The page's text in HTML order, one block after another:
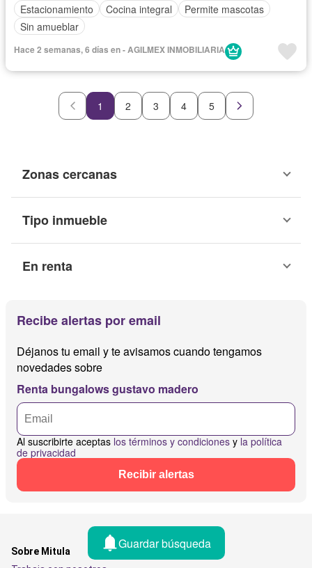
Estacionamiento
Cocina integral
Permite mascotas
Sin amueblar
Hace 2 semanas, 6 días en - AGILMEX INMOBILIARIA
1 2 3 4 5
Zonas cercanas
Tipo inmueble
En renta
Recibe alertas por email
Déjanos tu email y te avisamos cuando tengamos
novedades sobre
Renta bungalows gustavo madero
Al suscribirte aceptas los términos y condiciones y la política
de privacidad
Recibir alertas
Guardar búsqueda
Sobre Mitula